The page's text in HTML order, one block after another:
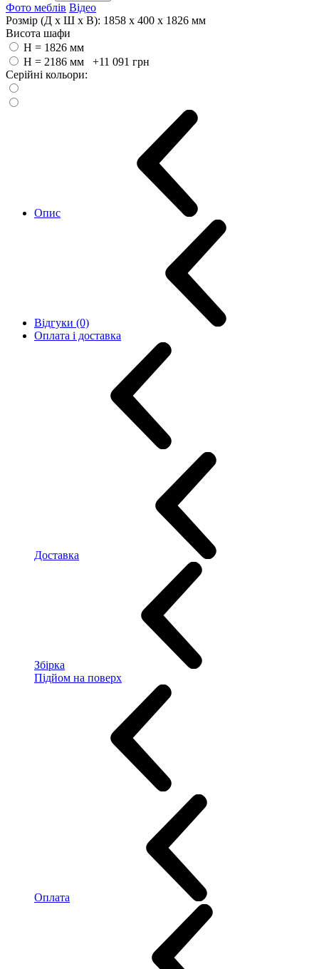
Фото меблів Відео
Розмір (Д x Ш x В): 1858 x 400 x 1826 мм
Висота шафи
H = 1826 мм
H = 2186 мм +11 091 грн
Серійні кольори:
Опис
Відгуки (0)
Оплата і доставка
Доставка
Збірка
Підйом на поверх
Оплата